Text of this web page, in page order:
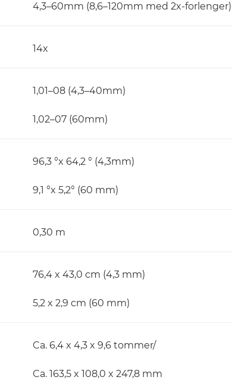
4,3–60mm (8,6–120mm med 2x-forlenger)
14x
1,01–08 (4,3–40mm)
1,02–07 (60mm)
96,3 °x 64,2 ° (4,3mm)
9,1 °x 5,2° (60 mm)
0,30 m
76,4 x 43,0 cm (4,3 mm)
5,2 x 2,9 cm (60 mm)
Ca. 6,4 x 4,3 x 9,6 tommer/
Ca. 163,5 x 108,0 x 247,8 mm